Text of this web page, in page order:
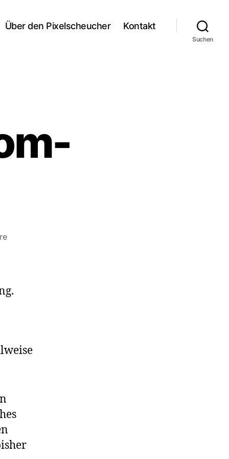
Über den Pixelscheucher Kontakt
Suchen
zu